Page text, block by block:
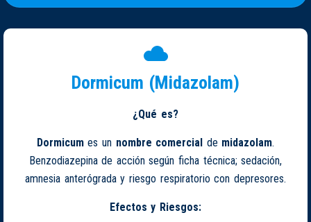
Dormicum (Midazolam)
¿Qué es?
Dormicumes un nombre comercial de midazolam.
Benzodiazepina de acción según ficha técnica; sedación,
amnesia anterógrada y riesgo respiratorio con depresores.
Efectos y Riesgos: